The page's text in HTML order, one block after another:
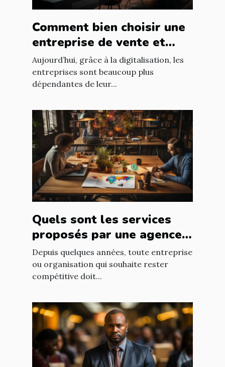
Comment bien choisir une
entreprise de vente et
d'installation de parc
informatique ?
Aujourd’hui, grâce à la digitalisation, les
entreprises sont beaucoup plus
dépendantes de leur...
Quels sont les services
proposés par une agence
web ?
Depuis quelques années, toute entreprise
ou organisation qui souhaite rester
compétitive doit...